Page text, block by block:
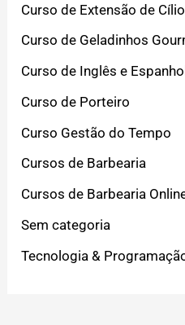
Curso de Extensão de
Curso de Geladinhos
Curso de Inglês e Espanhol
Curso de Porteiro
Curso Gestão do Tempo
Cursos de Barbearia
Cursos de Barbearia
Sem categoria
Tecnologia &